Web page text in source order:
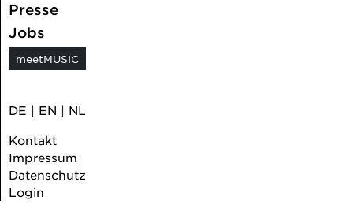
Presse
Jobs
meetMUSIC
DE | EN | NL
Kontakt
Impressum
Datenschutz
Login